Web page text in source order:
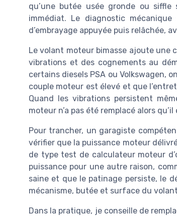
qu’une butée usée gronde ou
immédiat. Le diagnostic
d’embrayage appuyée puis relâchée,
Le volant moteur bimasse ajoute une
vibrations et des cognements au
certains diesels PSA ou Volkswagen,
couple moteur est élevé et que
Quand les vibrations persistent
moteur n’a pas été remplacé alors
Pour trancher, un garagiste
vérifier que la puissance moteur
de type test de calculateur moteur
puissance pour une autre raison,
saine et que le patinage persiste, le
mécanisme, butée et surface du
Dans la pratique, je conseille de